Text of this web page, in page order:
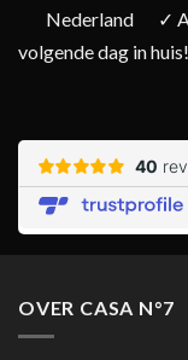
Nederland
✓
volgende dag in
OVER CASA N°7